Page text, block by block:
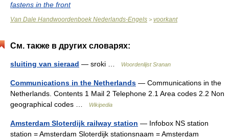
fastens in the front
Van Dale Handwoordenboek Nederlands-Engels > voorkant
См. также в других словарях:
sluiting van sieraad — sroki … Woordenlijst Sranan
Communications in the Netherlands — Communications in the
Netherlands. Contents 1 Mail 2 Telephone 2.1 Area codes 2.2 Non
geographical codes …
Wikipedia
Amsterdam Sloterdijk railway station — Infobox NS station
station = Amsterdam Sloterdijk stationsnaam = Amsterdam